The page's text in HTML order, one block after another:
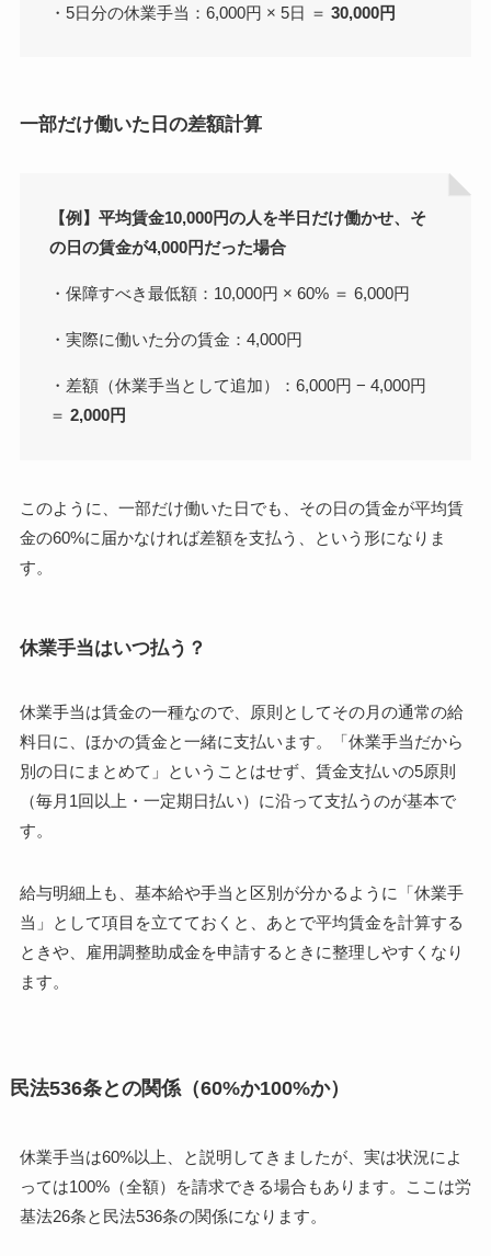
・5日分の休業手当：6,000円 × 5日 ＝30,000円
一部だけ働いた日の差額計算
【例】平均賃金10,000円の人を半日だけ働かせ、そ
の日の賃金が4,000円だった場合
・保障すべき最低額：10,000円 × 60% ＝ 6,000円
・実際に働いた分の賃金：4,000円
・差額（休業手当として追加）：6,000円 − 4,000円
＝2,000円
このように、一部だけ働いた日でも、その日の賃金が平均賃
金の60%に届かなければ差額を支払う、という形になりま
す。
休業手当はいつ払う？
休業手当は賃金の一種なので、原則としてその月の通常の給
料日に、ほかの賃金と一緒に支払います。「休業手当だから
別の日にまとめて」ということはせず、賃金支払いの5原則
（毎月1回以上・一定期日払い）に沿って支払うのが基本で
す。
給与明細上も、基本給や手当と区別が分かるように「休業手
当」として項目を立てておくと、あとで平均賃金を計算する
ときや、雇用調整助成金を申請するときに整理しやすくなり
ます。
民法536条との関係（60%か100%か）
休業手当は60%以上、と説明してきましたが、実は状況によ
っては100%（全額）を請求できる場合もあります。ここは労
基法26条と民法536条の関係になります。